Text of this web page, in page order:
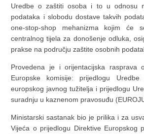
Uredbe o zaštiti osoba i to u odnosu
podataka i slobodu dostave takvih
one-stop-shop mehanizma kojim će
centralnog tijela za donošenje odluka,
prakse na području zaštite osobnih
Provedena je i orijentacijska rasprava
Europske komisije: prijedlogu
europskog javnog tužitelja i prijedlogu
suradnju u kaznenom pravosuđu
Ministarski sastanak bio je prilika i za
Vijeća o prijedlogu Direktive Europskog